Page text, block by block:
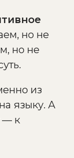
но не
но не
из
языку. А
— к